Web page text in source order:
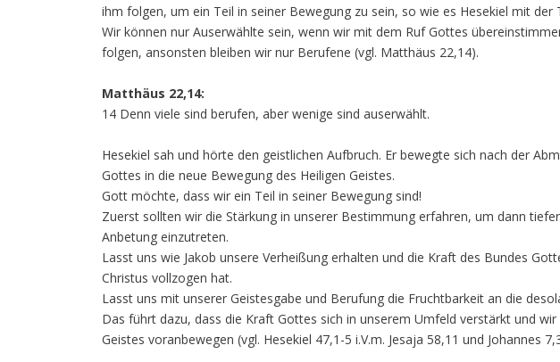
ihm folgen, um ein Teil in seiner Bewegung zu sein, so wie es Hesekiel mit der
Wir können nur Auserwählte sein, wenn wir mit dem Ruf Gottes
folgen, ansonsten bleiben wir nur Berufene (vgl. Matthäus 22,14).
Matthäus 22,14:
14 Denn viele sind berufen, aber wenige sind auserwählt.
Hesekiel sah und hörte den geistlichen Aufbruch. Er bewegte sich nach der
Gottes in die neue Bewegung des Heiligen Geistes.
Gott möchte, dass wir ein Teil in seiner Bewegung sind!
Zuerst sollten wir die Stärkung in unserer Bestimmung erfahren, um dann
Anbetung einzutreten.
Lasst uns wie Jakob unsere Verheißung erhalten und die Kraft des Bundes
Christus vollzogen hat.
Lasst uns mit unserer Geistesgabe und Berufung die Fruchtbarkeit an die
Das führt dazu, dass die Kraft Gottes sich in unserem Umfeld verstärkt und
Geistes voranbewegen (vgl. Hesekiel 47,1-5 i.V.m. Jesaja 58,11 und Johannes